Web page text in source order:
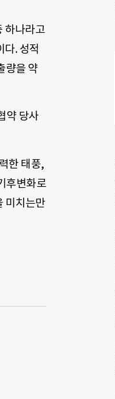
하나라고
다. 성적
량을 약
약 당사
한 태풍,
후변화로
미치는만